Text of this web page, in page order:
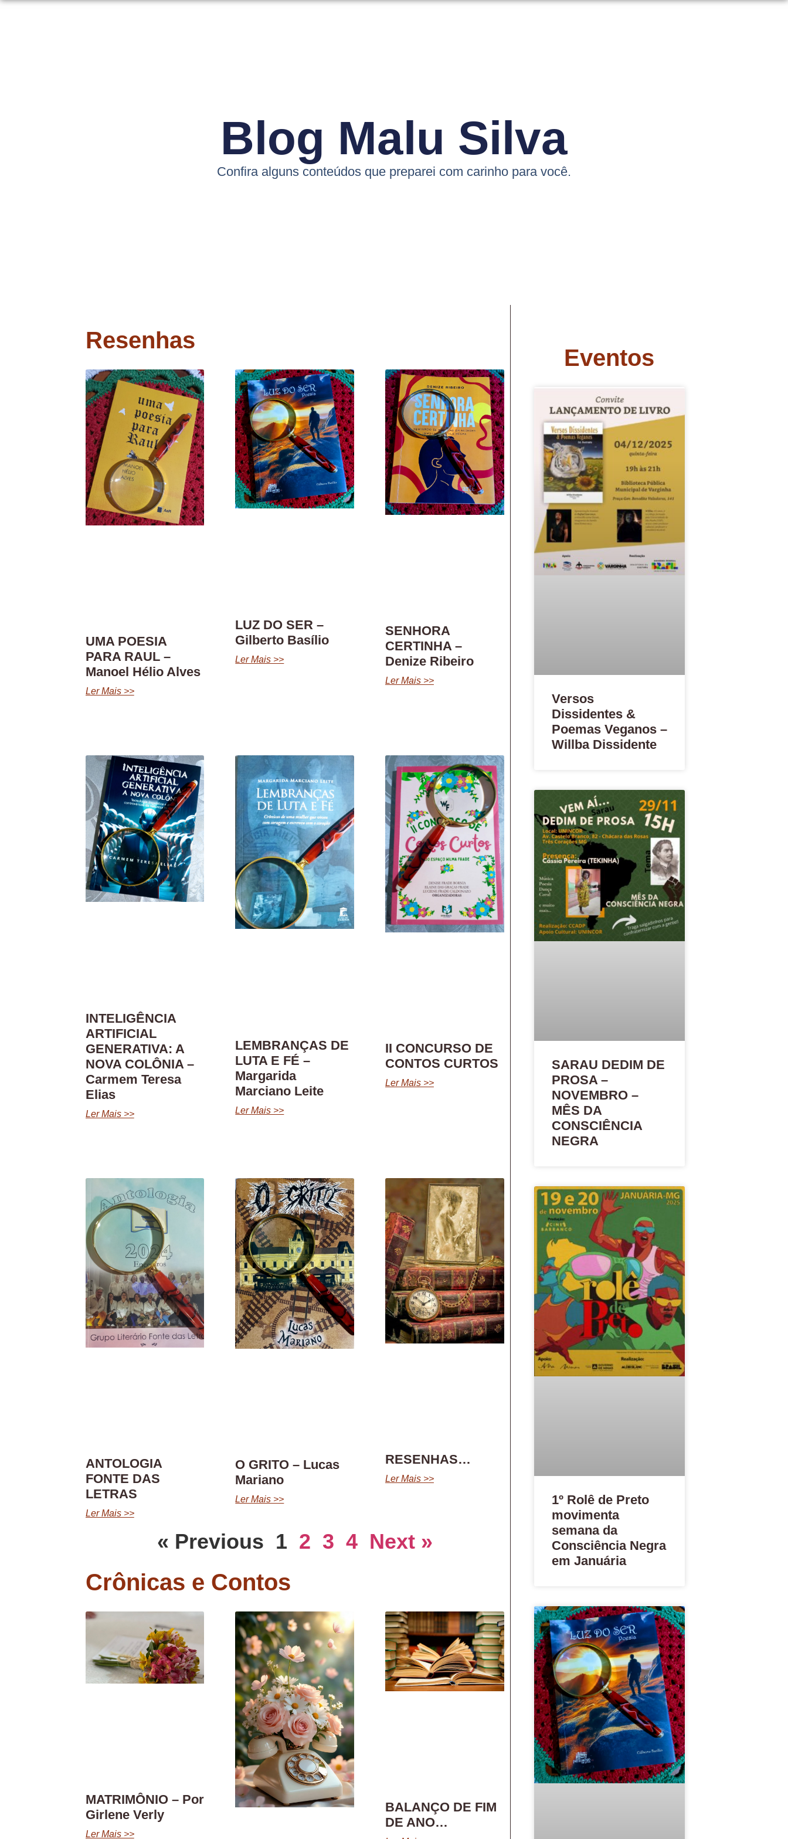
Blog Malu Silva
Confira alguns conteúdos que preparei com carinho para você.
Resenhas
UMA POESIA
PARA RAUL –
Manoel Hélio Alves
Ler Mais >>
LUZ DO SER –
Gilberto Basílio
Ler Mais >>
SENHORA
CERTINHA –
Denize Ribeiro
Ler Mais >>
INTELIGÊNCIA
ARTIFICIAL
GENERATIVA: A
NOVA COLÔNIA –
Carmem Teresa
Elias
Ler Mais >>
LEMBRANÇAS DE
LUTA E FÉ –
Margarida
Marciano Leite
Ler Mais >>
II CONCURSO DE
CONTOS CURTOS
Ler Mais >>
ANTOLOGIA
FONTE DAS
LETRAS
Ler Mais >>
O GRITO – Lucas
Mariano
Ler Mais >>
RESENHAS…
Ler Mais >>
« Previous 1 2 3 4 Next »
Crônicas e Contos
MATRIMÔNIO – Por
Girlene Verly
Ler Mais >>
BALANÇO DE FIM
DE ANO…
Eventos
Versos
Dissidentes &
Poemas Veganos –
Willba Dissidente
SARAU DEDIM DE
PROSA –
NOVEMBRO –
MÊS DA
CONSCIÊNCIA
NEGRA
1º Rolê de Preto
movimenta
semana da
Consciência Negra
em Januária